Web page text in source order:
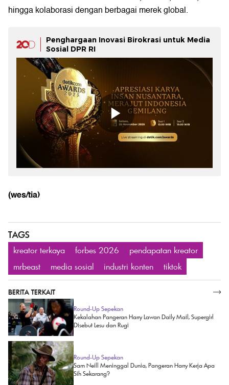
hingga kolaborasi dengan berbagai merek global.
Penghargaan Inovasi Birokrasi untuk Media
Sosial DPR RI
(wes/tia)
TAGS
kreator terkaya forbes 2026
pendapatan kreator
mrbeast
media sosial industri konten tiktok
BERITA TERKAIT
Round-Up Sepekan
Kekalahan Pangeran Harry Lawan Daily Mail, Supergirl
Disebut Lesu dan Rugi
Round-Up Sepekan
Sam Neill Meninggal Dunia, Pangeran Harry Kerja Apa
Sih Sekarang?